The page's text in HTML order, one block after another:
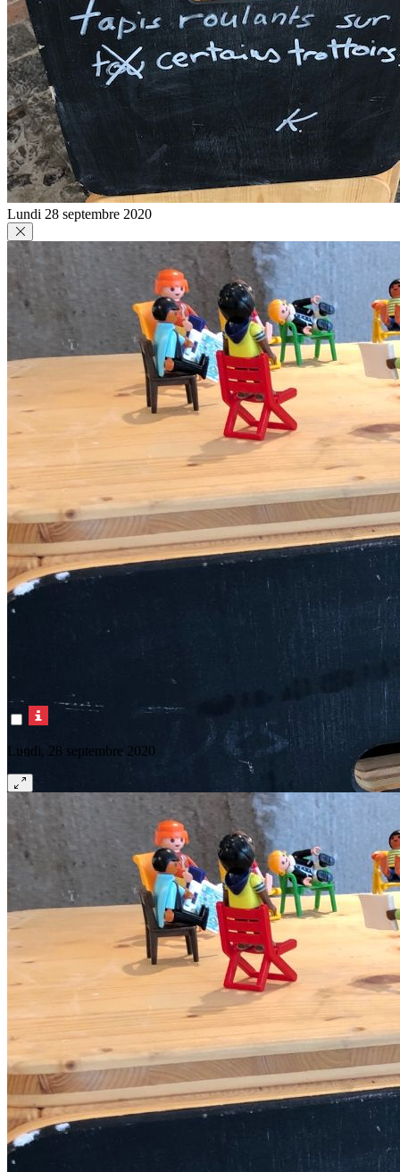
Lundi 28 septembre 2020
Lundi, 28 septembre 2020